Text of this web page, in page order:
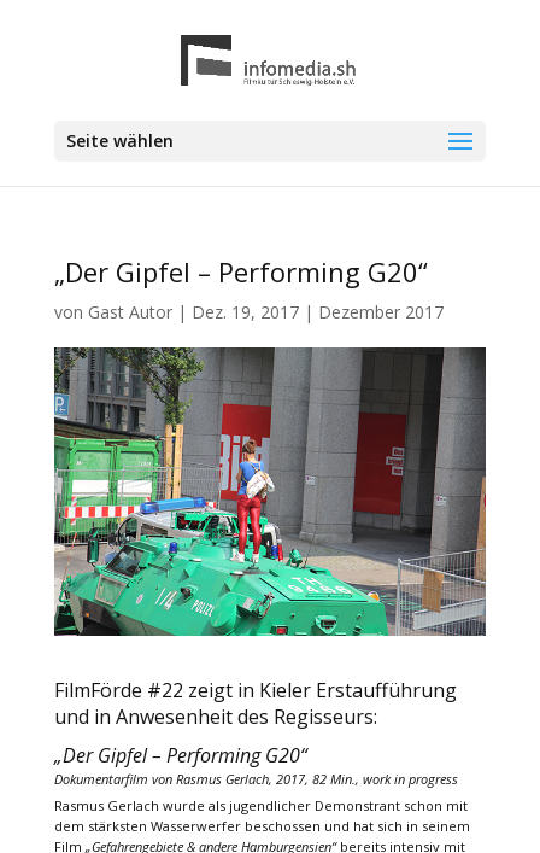
Seite wählen
„Der Gipfel – Performing G20“
von Gast Autor| Dez. 19, 2017| Dezember 2017
FilmFörde #22 zeigt in Kieler Erstaufführung
und in Anwesenheit des Regisseurs:
„Der Gipfel – Performing G20“
Dokumentarfilm von Rasmus Gerlach, 2017, 82 Min., work in progress
Rasmus Gerlach wurde als jugendlicher Demonstrant schon mit
dem stärksten Wasserwerfer beschossen und hat sich in seinem
Film „Gefahrengebiete & andere Hamburgensien“bereits intensiv mit